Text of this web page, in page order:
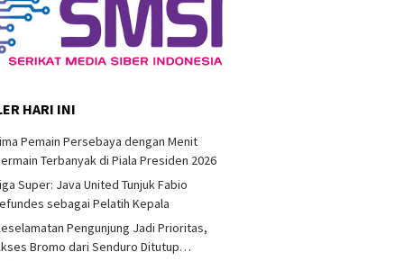
HARI INI
Pemain Persebaya dengan Menit
Terbanyak di Piala Presiden 2026
Super: Java United Tunjuk Fabio
sebagai Pelatih Kepala
Pengunjung Jadi Prioritas,
Bromo dari Senduro Ditutup…